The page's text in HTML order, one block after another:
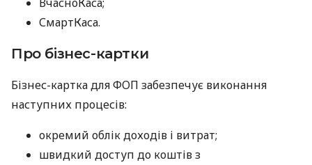
СмартКаса.
Про бізнес-картки
Бізнес-картка для ФОП забезпечує виконання
наступних процесів:
окремий облік доходів і витрат;
швидкий доступ до коштів з